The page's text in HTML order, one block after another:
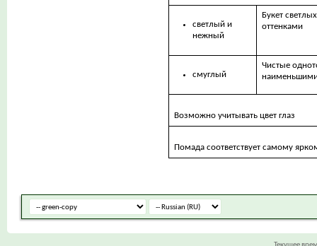
светлый и
нежный
Букет
оттенками
смуглый
Чистые
Возможно учитывать цвет глаз
Помада соответствует самому